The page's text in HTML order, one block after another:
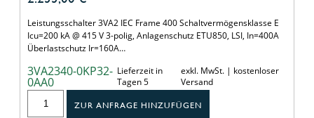
Leistungsschalter 3VA2 IEC Frame 400 Schaltvermögensklasse E
Icu=200 kA @ 415 V 3-polig, Anlagenschutz ETU850, LSI, In=400A
Überlastschutz Ir=160A…
3VA2340-0KP32-
0AA0
Lieferzeit in
Tagen 5
exkl. MwSt. | kostenloser
Versand
ZUR ANFRAGE HINZUFÜGEN